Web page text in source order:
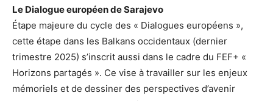
Le Dialogue européen de Sarajevo
Étape majeure du cycle des « Dialogues européens »,
cette étape dans les Balkans occidentaux (dernier
trimestre 2025) s’inscrit aussi dans le cadre du FEF+ «
Horizons partagés ». Ce vise à travailler sur les enjeux
mémoriels et de dessiner des perspectives d’avenir